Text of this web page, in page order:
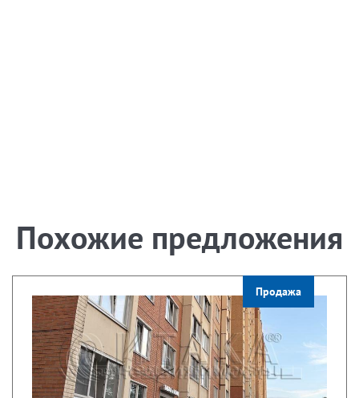
Похожие предложения
Продажа